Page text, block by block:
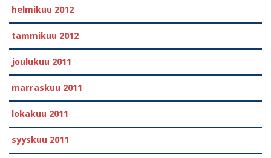
helmikuu 2012
tammikuu 2012
joulukuu 2011
marraskuu 2011
lokakuu 2011
syyskuu 2011